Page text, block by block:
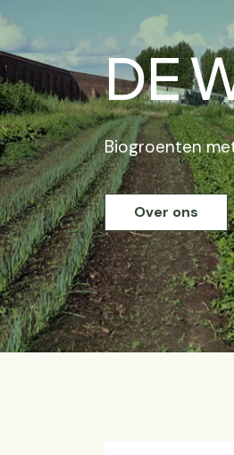
DE
Biogroenten
Over ons